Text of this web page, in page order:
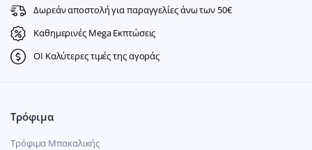
Δωρεάν αποστολή για παραγγελίες άνω των 50€
Καθημερινές Mega Εκπτώσεις
ΟΙ Καλύτερες τιμές της αγοράς
Τρόφιμα
Τρόφιμα Μπακαλικής